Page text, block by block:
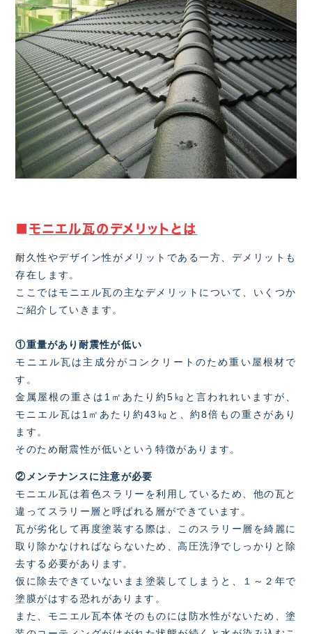
モニエル瓦のデメリットとは
耐久性やデザイン性がメリットである一方、デメリットも
存在します。
ここではモニエル瓦の主なデメリットについて、いくつか
ご紹介していきます。
①重量があり耐震性が低い
モニエル瓦は主成分がコンクリートのため重い屋根材で
す。
金属屋根の重さは1㎡あたり約5㎏と言われれいますが、
モニエル瓦は1㎡あたり約43㎏と、約8倍もの重さがあり
ます。
そのため耐震性が低いという特徴があります。
②メンテナンスに注意が必要
モニエル瓦は着色スラリーを利用しているため、他の瓦と
違ってスラリー層と呼ばれる層ができています。
瓦が劣化して再度塗装する際は、このスラリー層を綺麗に
取り除かなければならないため、高圧洗浄でしっかりと除
去する必要があります。
仮に除去できていないまま塗装してしまうと、１～２年で
塗膜がはする恐れがあります。
また、モニエル瓦本体そのものには防水性がないため、塗